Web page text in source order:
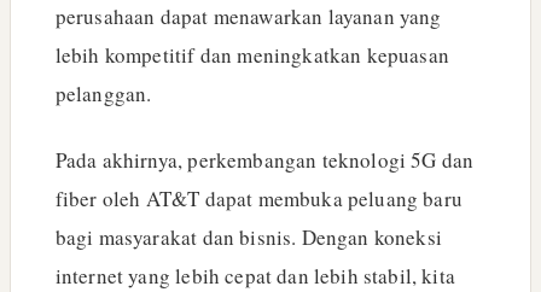
perusahaan dapat menawarkan layanan yang
lebih kompetitif dan meningkatkan kepuasan
pelanggan.
Pada akhirnya, perkembangan teknologi 5G dan
fiber oleh AT&T dapat membuka peluang baru
bagi masyarakat dan bisnis. Dengan koneksi
internet yang lebih cepat dan lebih stabil, kita